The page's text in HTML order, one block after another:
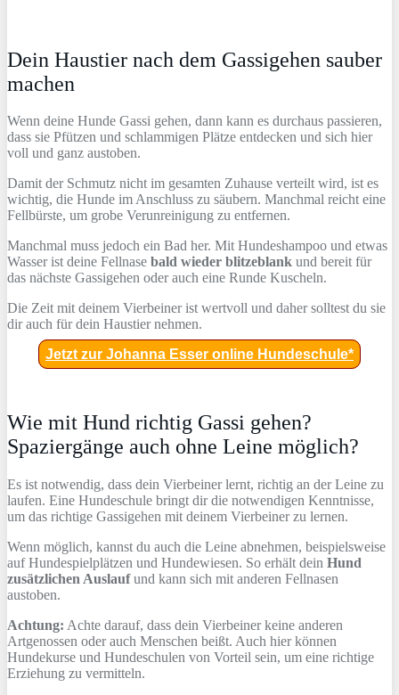
Dein Haustier nach dem Gassigehen sauber
machen
Wenn deine Hunde Gassi gehen, dann kann es durchaus passieren,
dass sie Pfützen und schlammigen Plätze entdecken und sich hier
voll und ganz austoben.
Damit der Schmutz nicht im gesamten Zuhause verteilt wird, ist es
wichtig, die Hunde im Anschluss zu säubern. Manchmal reicht eine
Fellbürste, um grobe Verunreinigung zu entfernen.
Manchmal muss jedoch ein Bad her. Mit Hundeshampoo und etwas
Wasser ist deine Fellnase bald wieder blitzeblank und bereit für
das nächste Gassigehen oder auch eine Runde Kuscheln.
Die Zeit mit deinem Vierbeiner ist wertvoll und daher solltest du sie
dir auch für dein Haustier nehmen.
Jetzt zur Johanna Esser online Hundeschule*
Wie mit Hund richtig Gassi gehen?
Spaziergänge auch ohne Leine möglich?
Es ist notwendig, dass dein Vierbeiner lernt, richtig an der Leine zu
laufen. Eine Hundeschule bringt dir die notwendigen Kenntnisse,
um das richtige Gassigehen mit deinem Vierbeiner zu lernen.
Wenn möglich, kannst du auch die Leine abnehmen, beispielsweise
auf Hundespielplätzen und Hundewiesen. So erhält dein Hund
zusätzlichen Auslaufund kann sich mit anderen Fellnasen
austoben.
Achtung: Achte darauf, dass dein Vierbeiner keine anderen
Artgenossen oder auch Menschen beißt. Auch hier können
Hundekurse und Hundeschulen von Vorteil sein, um eine richtige
Erziehung zu vermitteln.